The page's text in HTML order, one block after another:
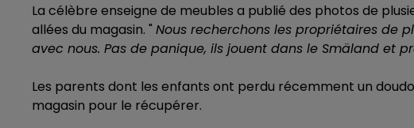
La célèbre enseigne de meubles a publié des photos de
allées du magasin. " Nous recherchons les propriétaires de
avec nous. Pas de panique, ils jouent dans le Smäland et
Les parents dont les enfants ont perdu récemment un
magasin pour le récupérer.